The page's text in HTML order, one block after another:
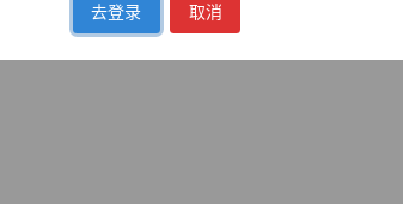
去登录 取消